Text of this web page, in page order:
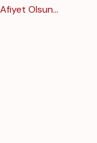
Afiyet Olsun...